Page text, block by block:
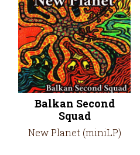
Balkan Second
Squad
New Planet (miniLP)